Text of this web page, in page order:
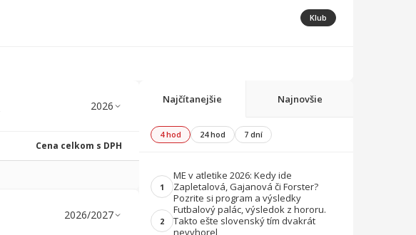
Klub
Cena celkom s DPH
Najčítanejšie Najnovšie
4 hod 24 hod 7 dní
1
ME v atletike 2026: Kedy ide
Zapletalová, Gajanová či Forster?
Pozrite si program a výsledky
2
Futbalový palác, výsledok z hororu.
Takto ešte slovenský tím dvakrát
nevyhorel